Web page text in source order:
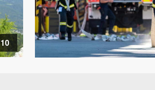
10